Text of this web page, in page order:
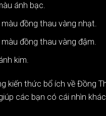
ánh bạc.
đồng thau vàng nhạt.
đồng thau vàng đậm.
kim.
kiến thức bổ ích về Đồng
các bạn có cái nhìn